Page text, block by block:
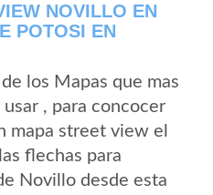
NOVILLO EN
POTOSI EN
los Mapas que mas
usar , para concocer
mapa street view el
flechas para
Novillo desde esta